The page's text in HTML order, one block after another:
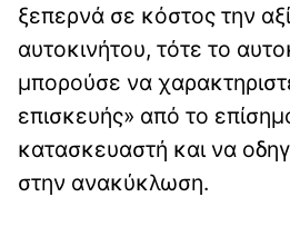
ξεπερνά σε κόστος την
αυτοκινήτου, τότε το
μπορούσε να
επισκευής» από το
κατασκευαστή και να
στην ανακύκλωση.